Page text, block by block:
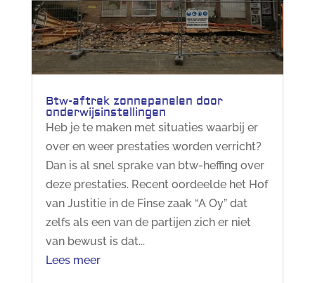
Btw-aftrek zonnepanelen door
onderwijsinstellingen
Heb je te maken met situaties waarbij er
over en weer prestaties worden verricht?
Dan is al snel sprake van btw-heffing over
deze prestaties. Recent oordeelde het Hof
van Justitie in de Finse zaak “A Oy” dat
zelfs als een van de partijen zich er niet
van bewust is dat...
Lees meer